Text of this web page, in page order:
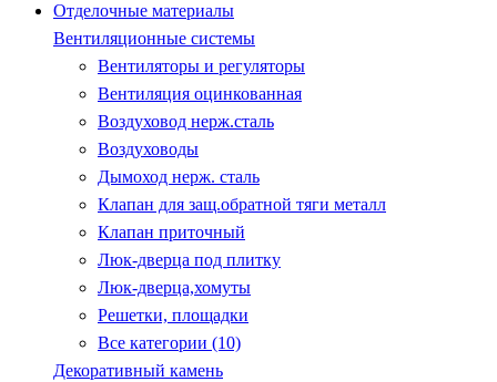
Отделочные материалы
Вентиляционные системы
Вентиляторы и регуляторы
Вентиляция оцинкованная
Воздуховод нерж.сталь
Воздуховоды
Дымоход нерж. сталь
Клапан для защ.обратной тяги металл
Клапан приточный
Люк-дверца под плитку
Люк-дверца,хомуты
Решетки, площадки
Все категории (10)
Декоративный камень